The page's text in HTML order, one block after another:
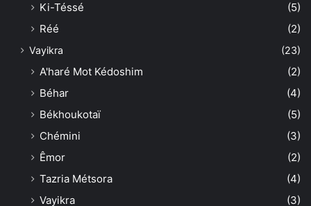
Ki-Téssé
(5)
Réé
(2)
Vayikra (23)
A'haré Mot Kédoshim
(2)
Béhar
(4)
Békhoukotaï
(5)
Chémini
(3)
Êmor
(2)
Tazria Métsora
(4)
Vayikra
(3)